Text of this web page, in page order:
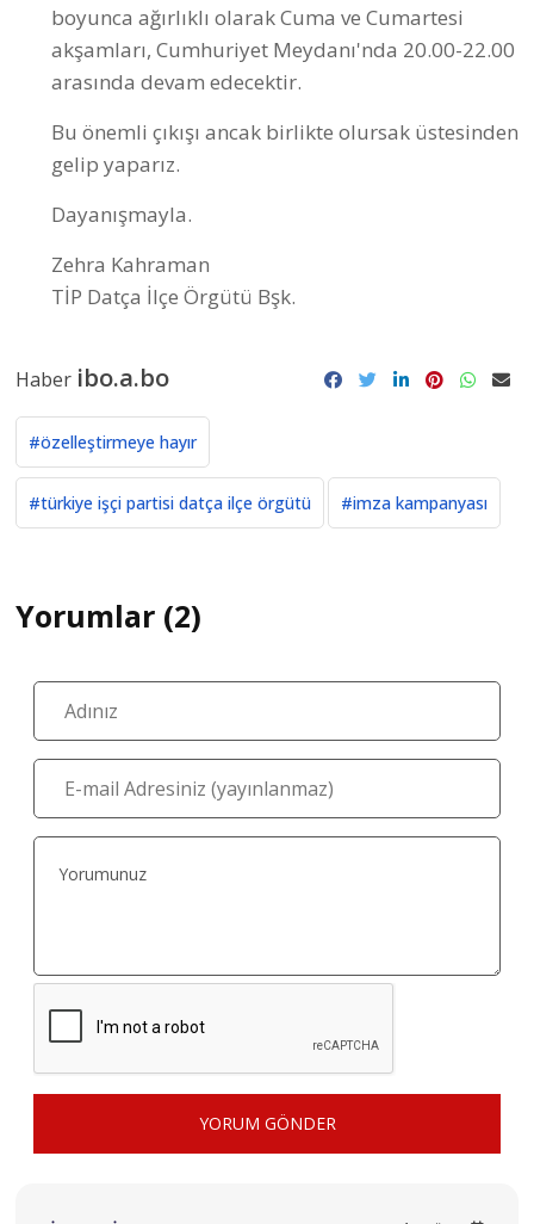
boyunca ağırlıklı olarak Cuma ve Cumartesi
akşamları, Cumhuriyet Meydanı'nda 20.00-22.00
arasında devam edecektir.
Bu önemli çıkışı ancak birlikte olursak üstesinden
gelip yaparız.
Dayanışmayla.
Zehra Kahraman
TİP Datça İlçe Örgütü Bşk.
Haber ibo.a.bo
#özelleştirmeye hayır
#türkiye işçi partisi datça ilçe örgütü #imza kampanyası
Yorumlar (2)
YORUM GÖNDER